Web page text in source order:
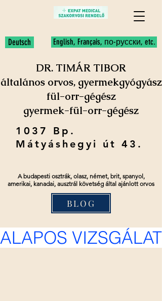
Deutsch English, Français, по-русски, etc.
1037 Bp.
Mátyáshegyi út 43.
A budapesti osztrák, olasz, német, brit, spanyol,
amerikai, kanadai, ausztrál követség által ajánlott orvos
BLOG
ALAPOS
DR. TIMÁR TIBOR
általános orvos, gyermekgyógyász
fül-orr-gégész
gyermek-fül-orr-gégész